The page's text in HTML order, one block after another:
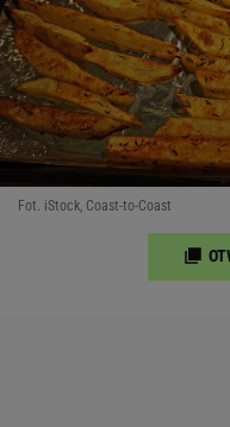
Fot. iStock, Coast-to-Coast